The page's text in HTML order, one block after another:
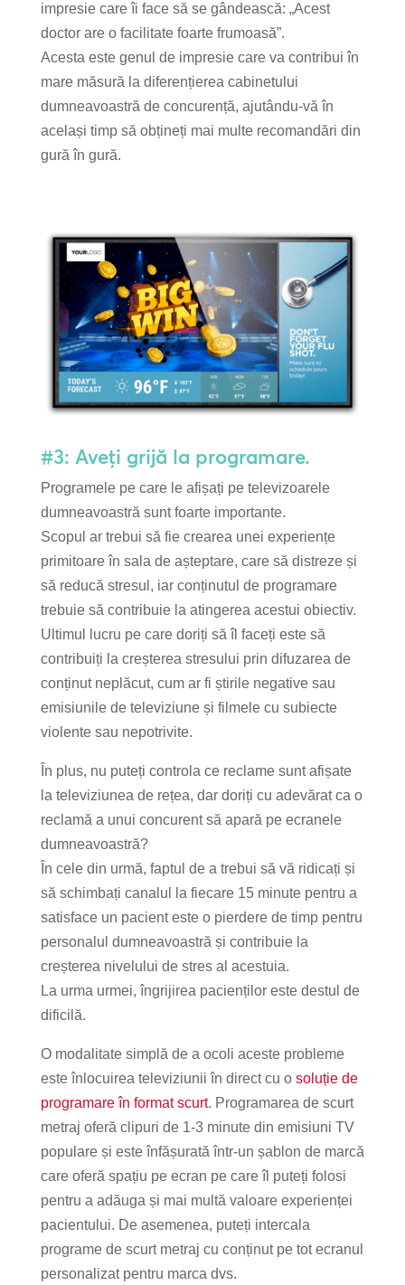
impresie care îi face să se gândească: „Acest
doctor are o facilitate foarte frumoasă”.
Acesta este genul de impresie care va contribui în
mare măsură la diferențierea cabinetului
dumneavoastră de concurență, ajutându-vă în
același timp să obțineți mai multe recomandări din
gură în gură.
#3: Aveți grijă la programare.
Programele pe care le afișați pe televizoarele
dumneavoastră sunt foarte importante.
Scopul ar trebui să fie crearea unei experiențe
primitoare în sala de așteptare, care să distreze și
să reducă stresul, iar conținutul de programare
trebuie să contribuie la atingerea acestui obiectiv.
Ultimul lucru pe care doriți să îl faceți este să
contribuiți la creșterea stresului prin difuzarea de
conținut neplăcut, cum ar fi știrile negative sau
emisiunile de televiziune și filmele cu subiecte
violente sau nepotrivite.
În plus, nu puteți controla ce reclame sunt afișate
la televiziunea de rețea, dar doriți cu adevărat ca o
reclamă a unui concurent să apară pe ecranele
dumneavoastră?
În cele din urmă, faptul de a trebui să vă ridicați și
să schimbați canalul la fiecare 15 minute pentru a
satisface un pacient este o pierdere de timp pentru
personalul dumneavoastră și contribuie la
creșterea nivelului de stres al acestuia.
La urma urmei, îngrijirea pacienților este destul de
dificilă.
O modalitate simplă de a ocoli aceste probleme
este înlocuirea televiziunii în direct cu o soluție de
programare în format scurt. Programarea de scurt
metraj oferă clipuri de 1-3 minute din emisiuni TV
populare și este înfășurată într-un șablon de marcă
care oferă spațiu pe ecran pe care îl puteți folosi
pentru a adăuga și mai multă valoare experienței
pacientului. De asemenea, puteți intercala
programe de scurt metraj cu conținut pe tot ecranul
personalizat pentru marca dvs.